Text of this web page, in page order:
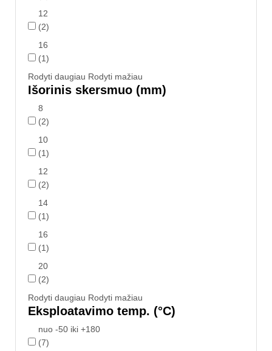
12
(2)
16
(1)
Rodyti daugiau Rodyti mažiau
Išorinis skersmuo (mm)
8
(2)
10
(1)
12
(2)
14
(1)
16
(1)
20
(2)
Rodyti daugiau Rodyti mažiau
Eksploatavimo temp. (°C)
nuo -50 iki +180
(7)